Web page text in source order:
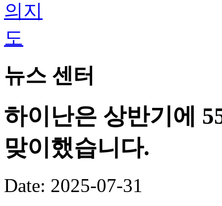
뉴스 센터
하이난은 상반기에
맞이했습니다.
Date: 2025-07-31